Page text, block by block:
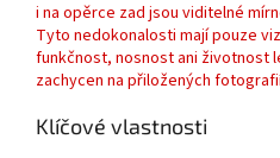
i na opěrce zad jsou viditelné
Tyto nedokonalosti mají pouze
funkčnost, nosnost ani životnost
zachycen na přiložených
Klíčové vlastnosti